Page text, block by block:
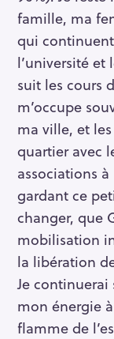
famille, ma
qui
l’université
suit les cours
m’occupe
ma ville, et
quartier avec
associations à
gardant ce
changer, que
mobilisation
la libération
Je
mon énergie
flamme de